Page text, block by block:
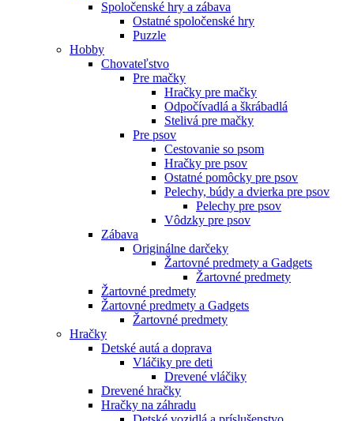
Spoločenské hry a zábava
Ostatné spoločenské hry
Puzzle
Hobby
Chovateľstvo
Pre mačky
Hračky pre mačky
Odpočívadlá a škrábadlá
Stelivá pre mačky
Pre psov
Cestovanie so psom
Hračky pre psov
Ostatné pomôcky pre psov
Pelechy, búdy a dvierka pre psov
Pelechy pre psov
Vôdzky pre psov
Zábava
Originálne darčeky
Žartovné predmety a Gadgets
Žartovné predmety
Žartovné predmety
Žartovné predmety a Gadgets
Žartovné predmety
Hračky
Detské autá a doprava
Vláčiky pre deti
Drevené vláčiky
Drevené hračky
Hračky na záhradu